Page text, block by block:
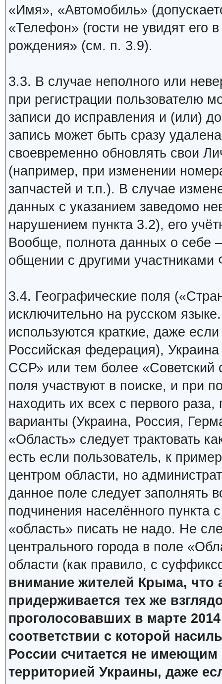
«Имя», «Автомобиль»
«Телефон» (гости не увидят
рождения» (см. п. 3.9).
3.3. В случае неполного или
при регистрации пользователю
записи до исправления и (или)
запись может быть сразу
своевременно обновлять свои
(например, при изменении
запчастей и т.п.). В случае
данных с указанием заведомо
нарушением пункта 3.2), его
Вообще, полнота данных о себе
общении с другими
3.4. Географические поля
исключительно на русском
используются краткие, даже
Российская федерация),
ССР» или тем более
поля участвуют в поиске, и при
находить их всех с первого
варианты (Украина, Россия,
«Область» следует трактовать
есть если пользователь, к
центром области, но
данное поле следует заполнять
подчинения населённого пункта
«область» писать не надо. Не
центрального города в поле
области (как правило, с
внимание жителей Крыма, что
придерживается тех же
проголосовавших в марте
соответствии с которой
России считается не
территорией Украины, даже